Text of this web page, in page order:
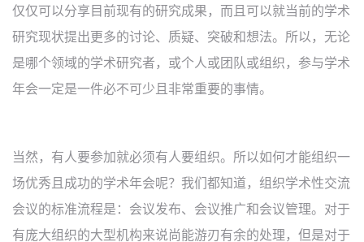
仅仅可以分享目前现有的研究成果 ， 而且可以就当前的学术
研究现状提出更多的讨论、 质疑、 突破和想法。 所以 ， 无论
是哪个领域的学术研究者 ， 或个人或团队或组织 ， 参与学术
年会一定是一件必不可少且非常重要的事情。
当然 ， 有人要参加就必须有人要组织。 所以如何才能组织一
场优秀且成功的学术年会呢？我们都知道 ， 组织学术性交流
会议的标准流程是 ： 会议发布、 会议推广和会议管理。 对于
有庞大组织的大型机构来说尚能游刃有余的处理 ，但是对于